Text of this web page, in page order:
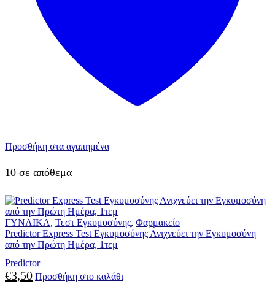
Προσθήκη στα αγαπημένα
10 σε απόθεμα
ΓΥΝΑΙΚΑ, Τεστ Εγκυμοσύνης, Φαρμακείο
Predictor Express Test Εγκυμοσύνης Ανιχνεύει την Εγκυμοσύνη
από την Πρώτη Ημέρα, 1τεμ
Predictor
€3,50 Προσθήκη στο καλάθι